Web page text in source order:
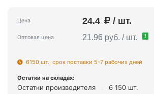
Цена 24.4 / шт.
Оптовая цена 21.96 руб. / шт. !
6150 шт., срок поставки 5-7 рабочих дней
Остатки на складах:
Остатки производителя 6 150 шт.